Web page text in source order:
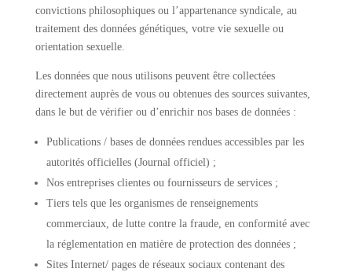
convictions philosophiques ou l’appartenance syndicale, au
traitement des données génétiques, votre vie sexuelle ou
orientation sexuelle.
Les données que nous utilisons peuvent être collectées
directement auprès de vous ou obtenues des sources suivantes,
dans le but de vérifier ou d’enrichir nos bases de données :
Publications / bases de données rendues accessibles par les
autorités officielles (Journal officiel) ;
Nos entreprises clientes ou fournisseurs de services ;
Tiers tels que les organismes de renseignements
commerciaux, de lutte contre la fraude, en conformité avec
la réglementation en matière de protection des données ;
Sites Internet/ pages de réseaux sociaux contenant des